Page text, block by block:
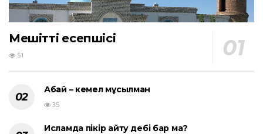
Мешіттің есепшісі
51
Абай – кемел мұсылман
35
Исламда пікір айту әдебі бар ма?